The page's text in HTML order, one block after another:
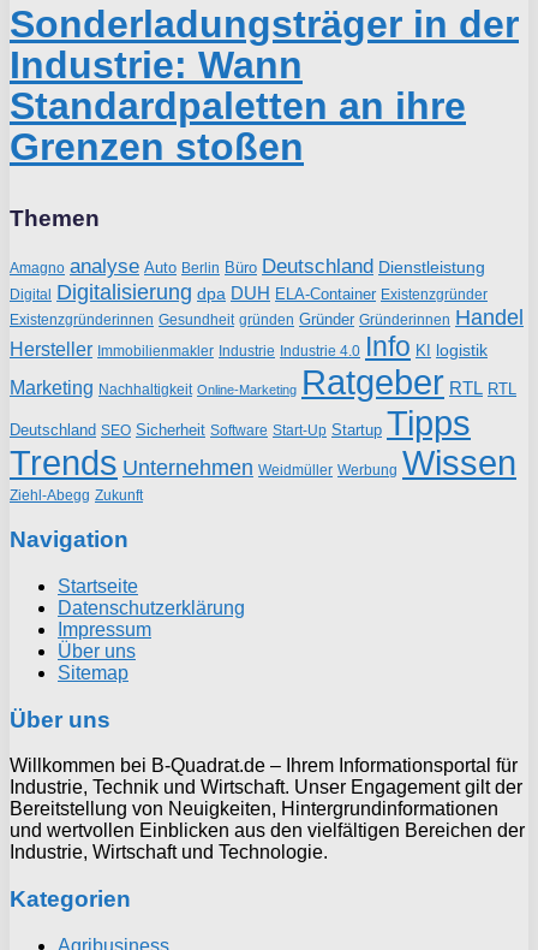
Sonderladungsträger in der
Industrie: Wann
Standardpaletten an ihre
Grenzen stoßen
Themen
Amagno analyse Auto Berlin Büro Deutschland Dienstleistung
Digital Digitalisierung dpa DUH ELA-Container Existenzgründer
Existenzgründerinnen Gesundheit gründen Gründer Gründerinnen Handel
Hersteller Immobilienmakler Industrie Industrie 4.0 Info KI logistik
Marketing Nachhaltigkeit Online-Marketing Ratgeber RTL RTL
Deutschland SEO Sicherheit Software Start-Up Startup Tipps
Trends Unternehmen Weidmüller Werbung Wissen
Ziehl-Abegg Zukunft
Navigation
Startseite
Datenschutzerklärung
Impressum
Über uns
Sitemap
Über uns
Willkommen bei B-Quadrat.de – Ihrem Informationsportal für
Industrie, Technik und Wirtschaft. Unser Engagement gilt der
Bereitstellung von Neuigkeiten, Hintergrundinformationen
und wertvollen Einblicken aus den vielfältigen Bereichen der
Industrie, Wirtschaft und Technologie.
Kategorien
Agribusiness